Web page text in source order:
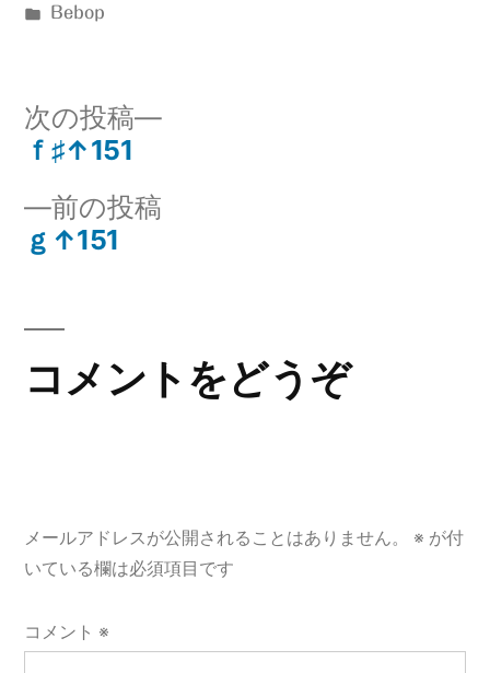
稿
カ
ー:
Bebop
投
稿
ビ
ゲ
ン
前の投稿
ｇ↑151
次の投稿
次
ｆ♯↑151
コメントをどうぞ
メールアドレスが公開されることはありません。 ※ が付
いている欄は必須項目です
コメント ※